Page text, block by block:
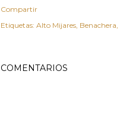
Compartir
Etiquetas: Alto Mijares Benachera
COMENTARIOS